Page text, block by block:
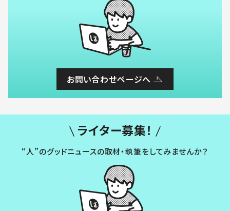
お問い合わせページへ
ライター募集！
“人”のグッドニュースの取材・執筆をしてみませんか？